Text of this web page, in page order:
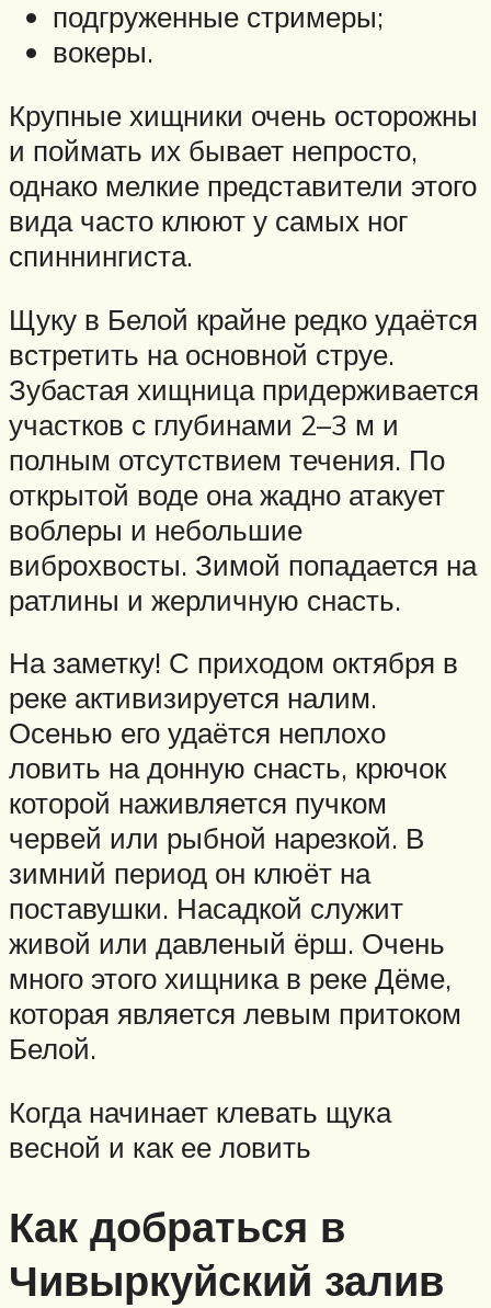
подгруженные стримеры;
вокеры.
Крупные хищники очень осторожны
и поймать их бывает непросто,
однако мелкие представители этого
вида часто клюют у самых ног
спиннингиста.
Щуку в Белой крайне редко удаётся
встретить на основной струе.
Зубастая хищница придерживается
участков с глубинами 2–3 м и
полным отсутствием течения. По
открытой воде она жадно атакует
воблеры и небольшие
виброхвосты. Зимой попадается на
ратлины и жерличную снасть.
На заметку! С приходом октября в
реке активизируется налим.
Осенью его удаётся неплохо
ловить на донную снасть, крючок
которой наживляется пучком
червей или рыбной нарезкой. В
зимний период он клюёт на
поставушки. Насадкой служит
живой или давленый ёрш. Очень
много этого хищника в реке Дёме,
которая является левым притоком
Белой.
Когда начинает клевать щука
весной и как ее ловить
Как добраться в
Чивыркуйский залив